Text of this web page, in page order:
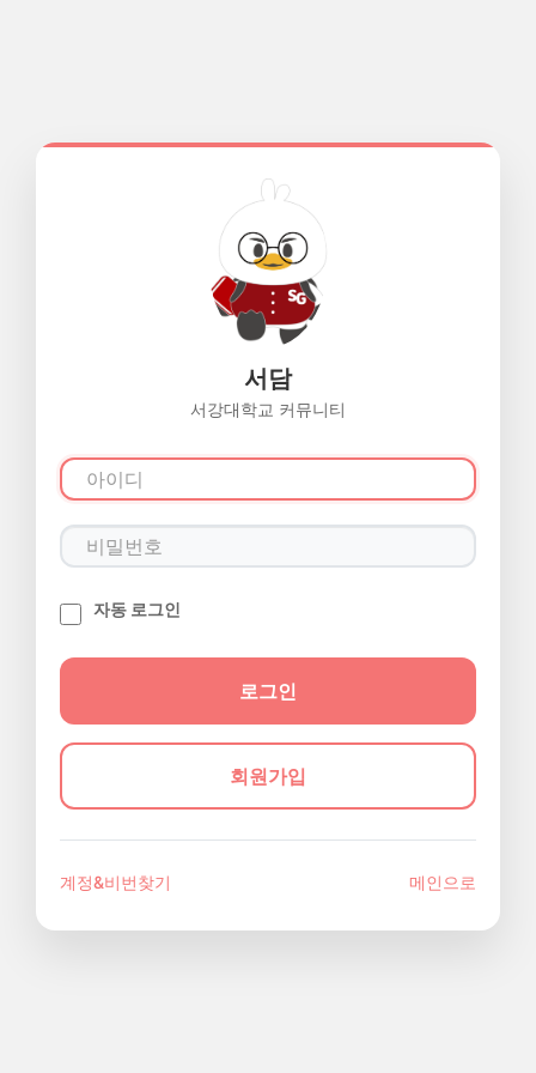
서담
서강대학교 커뮤니티
자동 로그인
회원가입
계정&비번찾기 메인으로